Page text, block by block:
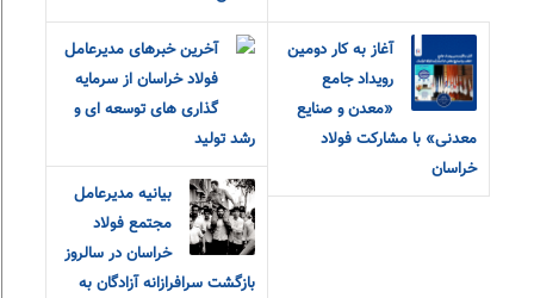
آغاز به کار دومین
رویداد جامع
«معدن و‌ صنایع
معدنی» با مشارکت فولاد
خراسان
آخرین خبرهای مدیرعامل
فولاد خراسان از سرمایه
گذاری های توسعه ای و
رشد تولید
بیانیه مدیرعامل
مجتمع فولاد
خراسان در سالروز
بازگشت سرافرازانه آزادگان به